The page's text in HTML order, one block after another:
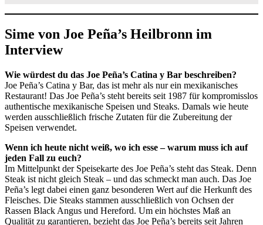
Sime von Joe Peña’s Heilbronn im
Interview
Wie würdest du das Joe Peña’s Catina y Bar beschreiben?
Joe Peña’s Catina y Bar, das ist mehr als nur ein mexikanisches
Restaurant! Das Joe Peña’s steht bereits seit 1987 für kompromisslos
authentische mexikanische Speisen und Steaks. Damals wie heute
werden ausschließlich frische Zutaten für die Zubereitung der
Speisen verwendet.
Wenn ich heute nicht weiß, wo ich esse – warum muss ich auf
jeden Fall zu euch?
Im Mittelpunkt der Speisekarte des Joe Peña’s steht das Steak. Denn
Steak ist nicht gleich Steak – und das schmeckt man auch. Das Joe
Peña’s legt dabei einen ganz besonderen Wert auf die Herkunft des
Fleisches. Die Steaks stammen ausschließlich von Ochsen der
Rassen Black Angus und Hereford. Um ein höchstes Maß an
Qualität zu garantieren, bezieht das Joe Peña’s bereits seit Jahren